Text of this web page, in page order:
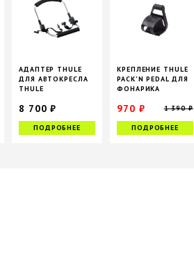
АДАПТЕР THULE
ДЛЯ АВТОКРЕСЛА
THULE
8 700 ₽
ПОДРОБНЕЕ
КРЕПЛЕНИЕ THULE
PACK'N PEDAL ДЛЯ
ФОНАРИКА
970 ₽ 1 390 ₽
ПОДРОБНЕЕ